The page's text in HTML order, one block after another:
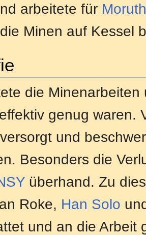
arbeitete für
Minen auf Kessel
die
genug waren.
und
Besonders die
überhand. Zu
Roke, Han Solo
und an die Arbeit